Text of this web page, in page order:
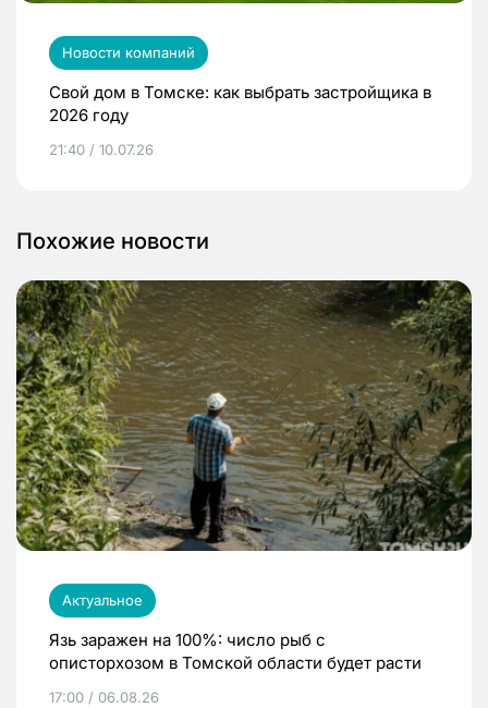
Новости компаний
Свой дом в Томске: как выбрать застройщика в
2026 году
21:40 / 10.07.26
Похожие новости
Актуальное
Язь заражен на 100%: число рыб с
описторхозом в Томской области будет расти
17:00 / 06.08.26